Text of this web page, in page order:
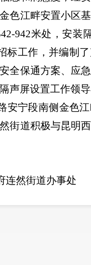
色江畔安置小区
942米处，安装
标工作，并编制
全保通方案、应
隔声屏设置工作领
安宁段南侧金色
街道积极与昆明
道办事处